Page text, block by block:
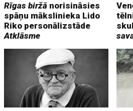
Rīgas biržā norisināsies
spāņu mākslinieka Lido
Riko personālizstāde
Atklāsme